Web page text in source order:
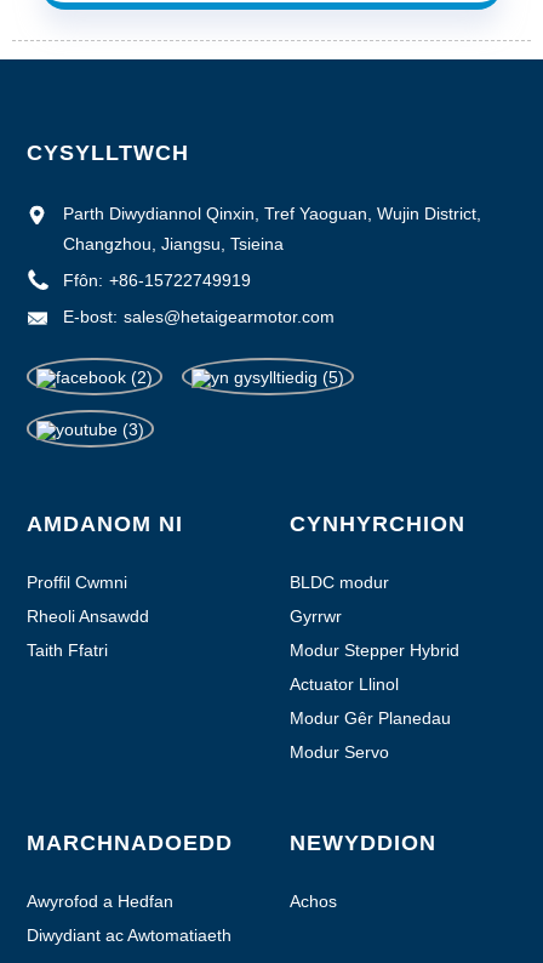
CYSYLLTWCH
Parth Diwydiannol Qinxin, Tref Yaoguan, Wujin District,
Changzhou, Jiangsu, Tsieina
Ffôn: +86-15722749919
E-bost: sales@hetaigearmotor.com
AMDANOM NI
Proffil Cwmni
Rheoli Ansawdd
Taith Ffatri
CYNHYRCHION
BLDC modur
Gyrrwr
Modur Stepper Hybrid
Actuator Llinol
Modur Gêr Planedau
Modur Servo
MARCHNADOEDD
Awyrofod a Hedfan
Diwydiant ac Awtomatiaeth
NEWYDDION
Achos